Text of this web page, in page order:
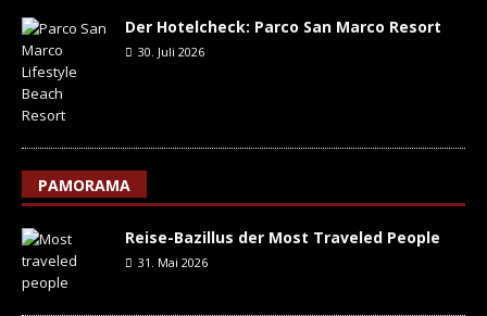
Der Hotelcheck: Parco San Marco Resort
30. Juli 2026
PAMORAMA
Reise-Bazillus der Most Traveled People
31. Mai 2026